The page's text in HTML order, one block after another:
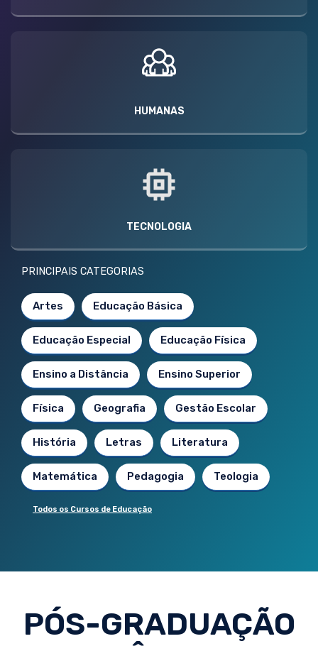
HUMANAS
TECNOLOGIA
PRINCIPAIS CATEGORIAS
Artes Educação Básica
Educação Especial Educação Física
Ensino a Distância Ensino Superior
Física Geografia Gestão Escolar
História Letras Literatura
Matemática Pedagogia Teologia
Todos os Cursos de Educação
PÓS-GRADUAÇÃO